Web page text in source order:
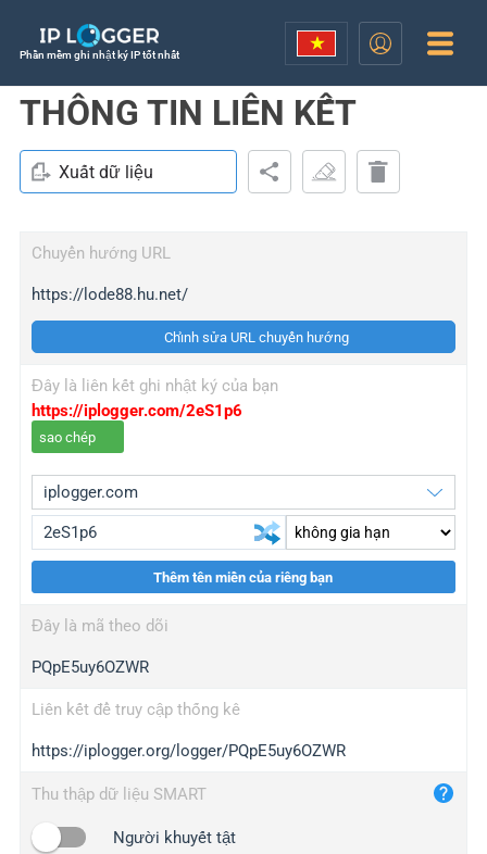
Phần mềm ghi nhật ký IP tốt nhất
THÔNG TIN LIÊN KẾT
Xuất dữ liệu
Chuyển hướng URL
https://lode88.hu.net/
Chỉnh sửa URL chuyển hướng
Đây là liên kết ghi nhật ký của bạn
https://iplogger.com/2eS1p6
sao chép
wl.gl
ed.tc
bc.ax
iplogger.com
maper.info
Thêm tên miền của riêng bạn
Đây là mã theo dõi
PQpE5uy6OZWR
Liên kết để truy cập thống kê
https://iplogger.org/logger/PQpE5uy6OZWR
Thu thập dữ liệu SMART
Người khuyết tật